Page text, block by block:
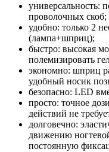
Light
(шприц)
универсальность:
проволочных скоб;
удобно: только 2
(лампа+шприц);
быстро: высокая
полемизировать
экономно: шприц
удобный носик
безопасно: LED
просто: точное
действий не
долговечно:
движению
постоянную